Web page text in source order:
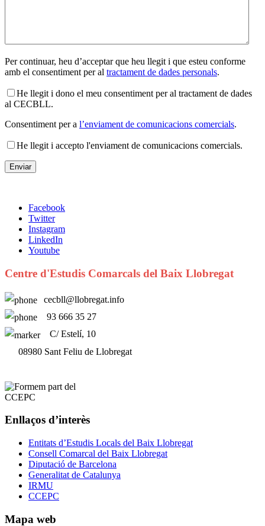
Per continuar, heu d’acceptar que heu llegit i que esteu conforme
amb el consentiment per al tractament de dades personals.
He llegit i dono el meu consentiment per al tractament de dades
al CECBLL.
Consentiment per a l’enviament de comunicacions comercials.
He llegit i accepto l'enviament de comunicacions comercials.
Facebook
Twitter
Instagram
LinkedIn
Youtube
Centre d'Estudis Comarcals del Baix Llobregat
cecbll@llobregat.info
93 666 35 27
C/ Estelí, 10
08980 Sant Feliu de Llobregat
Enllaços d’interès
Entitats d’Estudis Locals del Baix Llobregat
Consell Comarcal del Baix Llobregat
Diputació de Barcelona
Generalitat de Catalunya
IRMU
CCEPC
Mapa web